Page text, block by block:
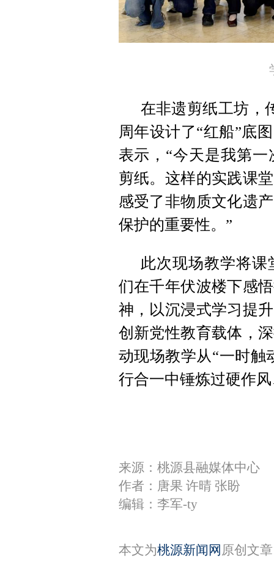
在非遗剪纸工坊，
周年设计了“红船”底
表示，“今天是我第
剪纸。这样的实践课
感受了非物质文化遗
保护的重要性。”
此次现场教学将
们在千年伏波楼下感
神，以沉浸式学习提
创新党性教育载体，
动现场教学从“一时触
行合一中锤炼过硬作
来源：桃源县融媒体中心
作者：唐果 许晴 张盼
编辑：李军-ty
本文为桃源新闻网 原创文